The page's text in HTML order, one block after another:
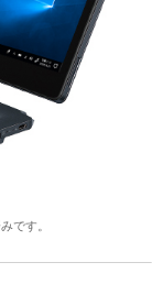
です。